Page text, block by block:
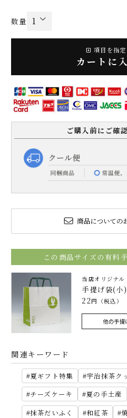
項目を指
カートに
ご購入前にご確
商品についての
この商品サイズの有料
当店オリジナル
手提げ袋(小)
22円（税込）
他の手提
関連キーワード
夏ギフト特集 宇治抹茶ク
チーズケーキ
夏の手土産
抹茶だいふく
和紅茶